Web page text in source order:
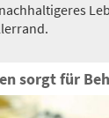
Bewusst &
sorgt für